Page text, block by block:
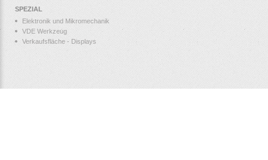
SPEZIAL
Elektronik und Mikromechanik
VDE Werkzeug
Verkaufsfläche - Displays